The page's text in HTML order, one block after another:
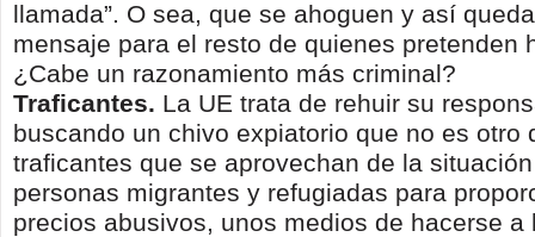
llamada”. O sea, que se ahoguen y así
mensaje para el resto de quienes pretenden
¿Cabe un razonamiento más criminal?
Traficantes. La UE trata de rehuir su
buscando un chivo expiatorio que no es otro
traficantes que se aprovechan de la
personas migrantes y refugiadas para
precios abusivos, unos medios de hacerse a